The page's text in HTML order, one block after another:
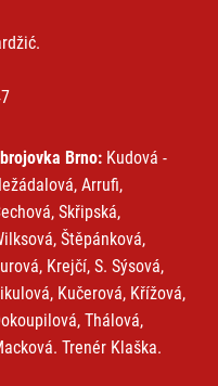
Brno: Kudová -
Arrufi,
Skřipská,
Štěpánková,
Krejčí, S. Sýsová,
Kučerová, Křížová,
Thálová,
Trenér Klaška.